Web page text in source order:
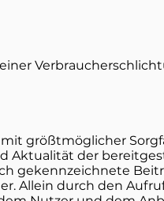
größtmöglicher
Aktualität der
gekennzeichnete
Allein durch den